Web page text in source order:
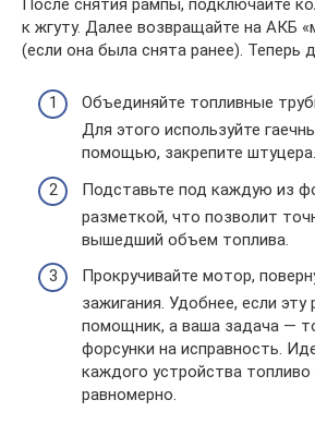
к жгуту. Далее возвращайте на АКБ
(если она была снята ранее). Теперь
Объединяйте топливные
Для этого используйте
помощью, закрепите штуцера.
Подставьте под каждую из
разметкой, что позволит
вышедший объем топлива.
Прокручивайте мотор,
зажигания. Удобнее, если
помощник, а ваша задача —
форсунки на исправность.
каждого устройства
равномерно.